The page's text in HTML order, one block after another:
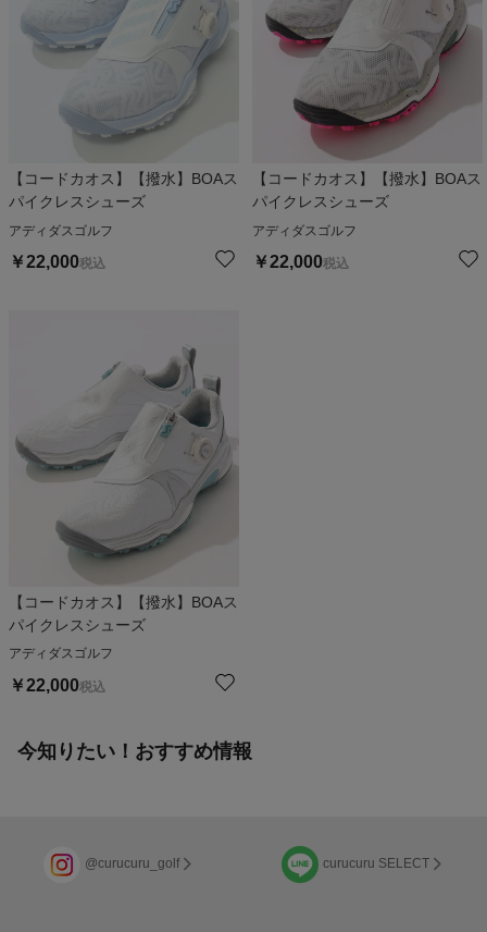
【コードカオス】【撥水】BOAス
パイクレスシューズ
アディダスゴルフ
￥22,000税込
【コードカオス】【撥水】BOAス
パイクレスシューズ
アディダスゴルフ
￥22,000税込
【コードカオス】【撥水】BOAス
パイクレスシューズ
アディダスゴルフ
￥22,000税込
今知りたい！おすすめ情報
@curucuru_golf curucuru SELECT